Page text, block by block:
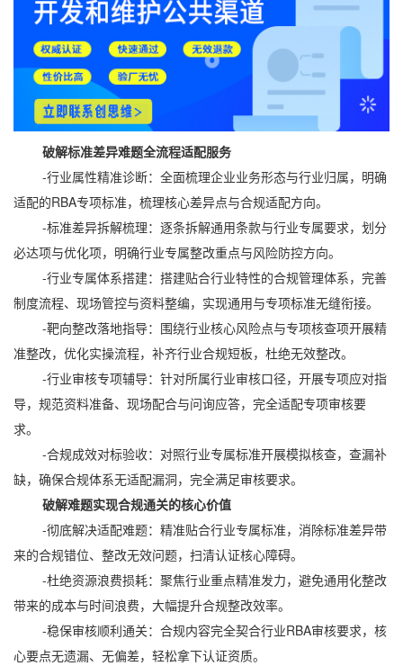
破解标准差异难题全流程适配服务
-行业属性精准诊断：全面梳理企业业务形态与行业归属，明确
适配的RBA专项标准，梳理核心差异点与合规适配方向。
-标准差异拆解梳理：逐条拆解通用条款与行业专属要求，划分
必达项与优化项，明确行业专属整改重点与风险防控方向。
-行业专属体系搭建：搭建贴合行业特性的合规管理体系，完善
制度流程、现场管控与资料整编，实现通用与专项标准无缝衔接。
-靶向整改落地指导：围绕行业核心风险点与专项核查项开展精
准整改，优化实操流程，补齐行业合规短板，杜绝无效整改。
-行业审核专项辅导：针对所属行业审核口径，开展专项应对指
导，规范资料准备、现场配合与问询应答，完全适配专项审核要
求。
-合规成效对标验收：对照行业专属标准开展模拟核查，查漏补
缺，确保合规体系无适配漏洞，完全满足审核要求。
破解难题实现合规通关的核心价值
-彻底解决适配难题：精准贴合行业专属标准，消除标准差异带
来的合规错位、整改无效问题，扫清认证核心障碍。
-杜绝资源浪费损耗：聚焦行业重点精准发力，避免通用化整改
带来的成本与时间浪费，大幅提升合规整改效率。
-稳保审核顺利通关：合规内容完全契合行业RBA审核要求，核
心要点无遗漏、无偏差，轻松拿下认证资质。